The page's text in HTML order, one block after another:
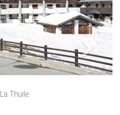
La Thuile